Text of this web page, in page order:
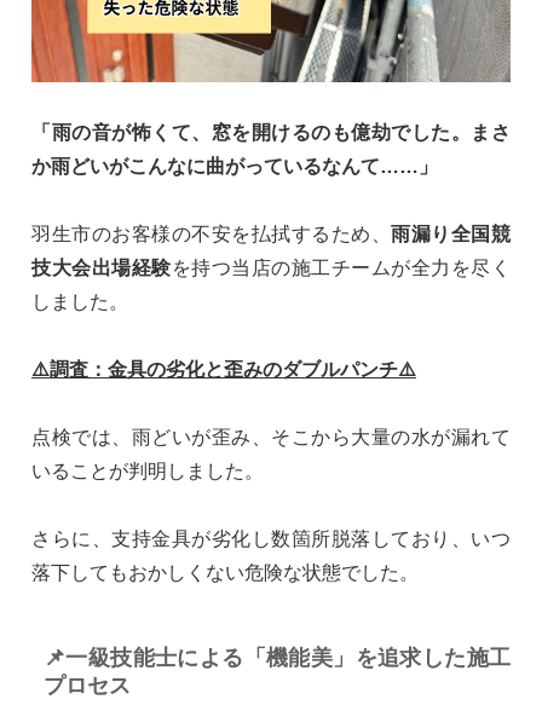
「雨の音が怖くて、窓を開けるのも億劫でした。まさ
か雨どいがこんなに曲がっているなんて……」
羽生市のお客様の不安を払拭するため、雨漏り全国競
技大会出場経験を持つ当店の施工チームが全力を尽く
しました。
⚠️調査：金具の劣化と歪みのダブルパンチ⚠️
点検では、雨どいが歪み、そこから大量の水が漏れて
いることが判明しました。
さらに、支持金具が劣化し数箇所脱落しており、いつ
落下してもおかしくない危険な状態でした。
📌一級技能士による「機能美」を追求した施工
プロセス